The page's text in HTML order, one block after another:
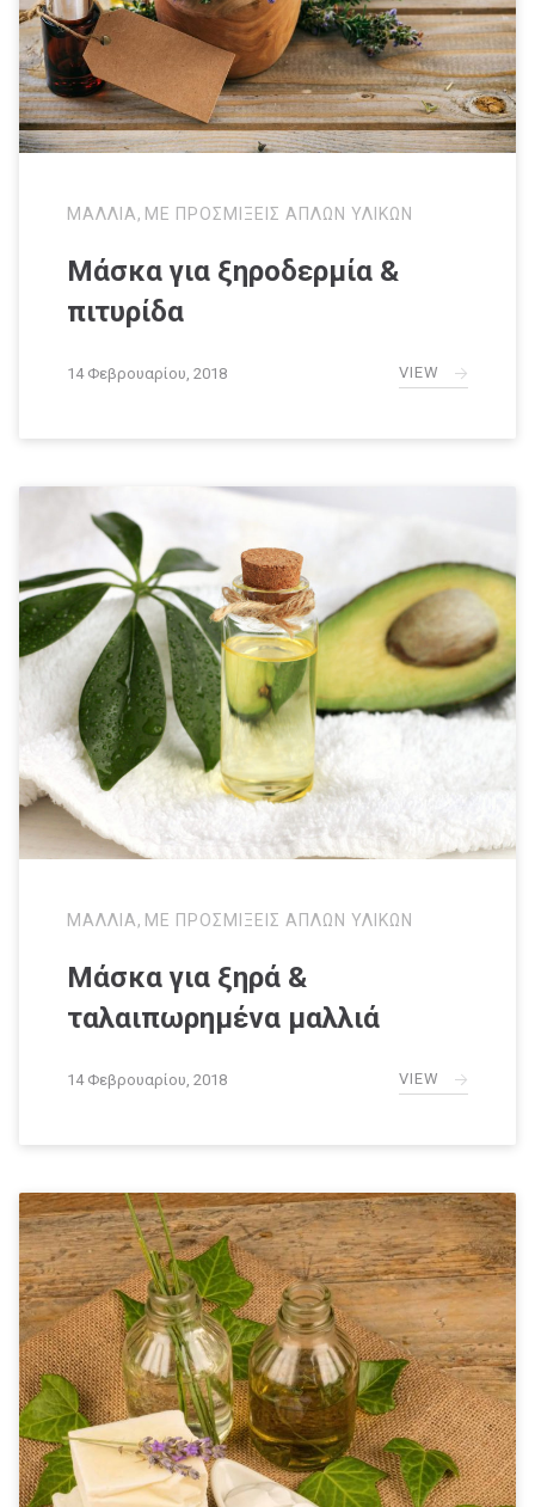
ΜΑΛΛΙΑ, ΜΕ ΠΡΟΣΜΙΞΕΙΣ ΑΠΛΩΝ ΥΛΙΚΩΝ
Μάσκα για ξηροδερμία &
πιτυρίδα
14 Φεβρουαρίου, 2018 VIEW
ΜΑΛΛΙΑ, ΜΕ ΠΡΟΣΜΙΞΕΙΣ ΑΠΛΩΝ ΥΛΙΚΩΝ
Μάσκα για ξηρά &
ταλαιπωρημένα μαλλιά
14 Φεβρουαρίου, 2018 VIEW